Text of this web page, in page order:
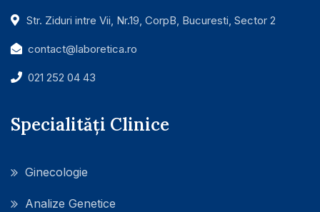
Str. Ziduri intre Vii, Nr.19, CorpB, Bucuresti, Sector 2
contact@laboretica.ro
021 252 04 43
Specialități Clinice
Ginecologie
Analize Genetice